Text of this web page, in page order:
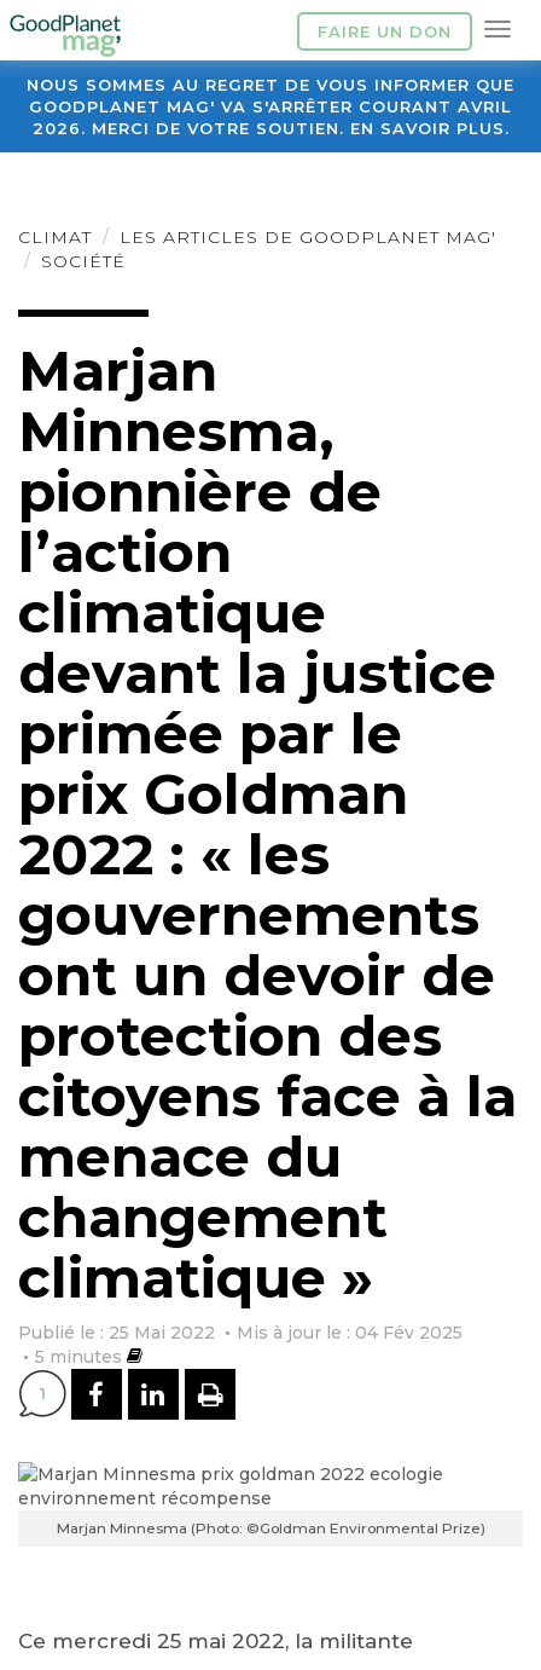
FAIRE UN DON
NOUS SOMMES AU REGRET DE VOUS INFORMER QUE
GOODPLANET MAG' VA S'ARRÊTER COURANT AVRIL
2026. MERCI DE VOTRE SOUTIEN. EN SAVOIR PLUS.
CLIMAT
LES ARTICLES DE GOODPLANET MAG'
SOCIÉTÉ
Marjan
Minnesma,
pionnière de
l’action
climatique
devant la justice
primée par le
prix Goldman
2022 : « les
gouvernements
ont un devoir de
protection des
citoyens face à la
menace du
changement
climatique »
Publié le : 25 Mai 2022
Mis à jour le : 04 Fév 2025
5 minutes
1 PARTAGER SUR FACEBOOK
PARTAGER SUR
IMPRIMER
Marjan Minnesma (Photo: ©Goldman Environmental Prize)
Ce mercredi 25 mai 2022, la militante